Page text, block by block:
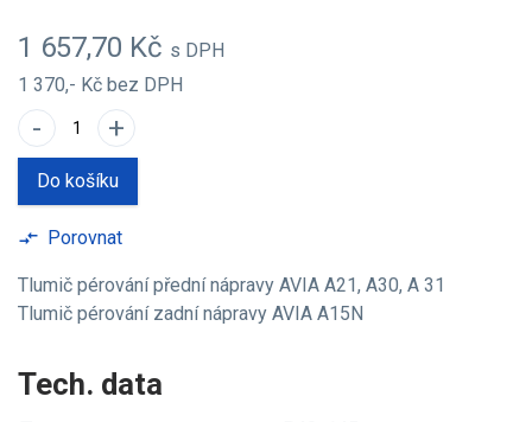
1 657,70 Kč s DPH
1 370,- Kč bez DPH
- +
Do košíku
compare_arrows Porovnat
Tlumič pérování přední nápravy AVIA A21, A30, A 31
Tlumič pérování zadní nápravy AVIA A15N
Tech. data